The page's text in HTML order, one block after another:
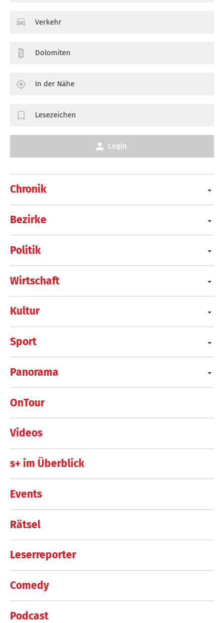
Chronik
Bezirke
Politik
Wirtschaft
Kultur
Sport
Panorama
OnTour
Videos
s+ im Überblick
Events
Rätsel
Leserreporter
Comedy
Podcast
Verkehr
Dolomiten
In der Nähe
Lesezeichen
Login